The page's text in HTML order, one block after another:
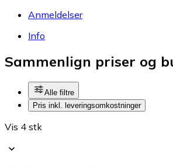
Anmeldelser
Info
Sammenlign priser og
Alle filtre
Pris inkl. leveringsomkostninger
Vis 4 stk